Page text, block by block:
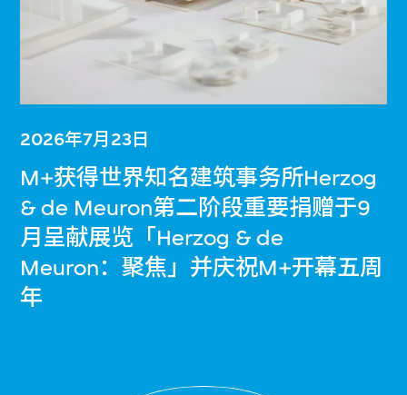
2026年7月23日
M+获得世界知名建筑事务所Herzog
& de Meuron第二阶段重要捐赠于9
月呈献展览「Herzog & de
Meuron：聚焦」并庆祝M+开幕五周
年